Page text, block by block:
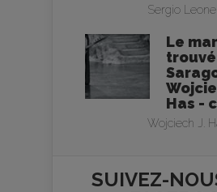
Sergio Leone
Le
Has -
Wojciech J.
SUIVEZ-